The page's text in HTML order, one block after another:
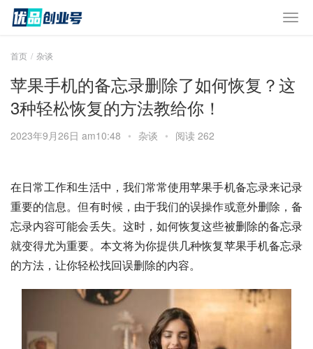
首页 杂谈
苹果手机的备忘录删除了如何恢复？这
3种轻松恢复的方法教给你！
2023年9月26日 am10:48 • 杂谈 • 阅读 262
在日常工作和生活中，我们常常使用苹果手机备忘录来记录
重要的信息。但有时候，由于我们的误操作或意外删除，备
忘录内容可能会丢失。这时，如何恢复这些被删除的备忘录
就变得尤为重要。本文将为你提供几种恢复苹果手机备忘录
的方法，让你轻松找回误删除的内容。